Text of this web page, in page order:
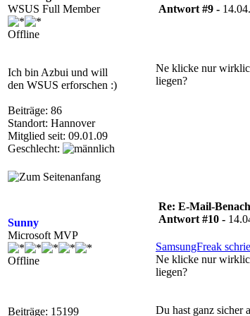
WSUS Full Member
Offline
Ich bin Azbui und will
den WSUS erforschen :)
Beiträge: 86
Standort: Hannover
Mitglied seit: 09.01.09
Geschlecht:
Antwort #9 -
Ne klicke nur
liegen?
Sunny
Microsoft MVP
Offline
Beiträge: 15199
Re: E-Mail-
Antwort #10 -
SamsungFreak
Ne klicke nur
liegen?
Du hast ganz sicher